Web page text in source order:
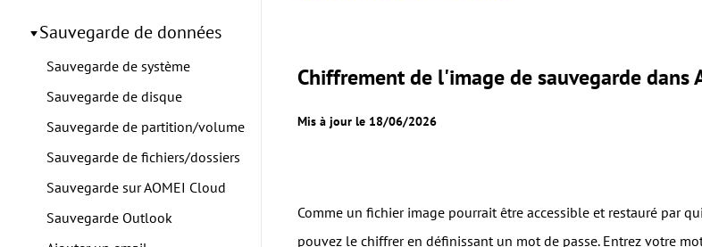
Sauvegarde de données
Sauvegarde de système
Sauvegarde de disque
Sauvegarde de partition/volume
Sauvegarde de fichiers/dossiers
Sauvegarde sur AOMEI Cloud
Sauvegarde Outlook
Chiffrement de l'image de sauvegarde dans
Mis à jour le 18/06/2026
Comme un fichier image pourrait être accessible et restauré par
pouvez le chiffrer en définissant un mot de passe. Entrez votre